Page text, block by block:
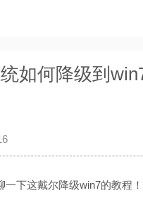
如何降级到
下这戴尔降级win7的教程！